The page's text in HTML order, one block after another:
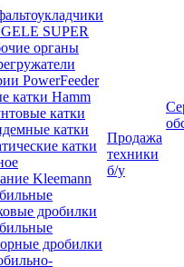
SUPER
органы
PowerFeeder
катки Hamm
катки
катки
катки
Kleemann
дробилки
дробилки
Продажа
техники
б/у